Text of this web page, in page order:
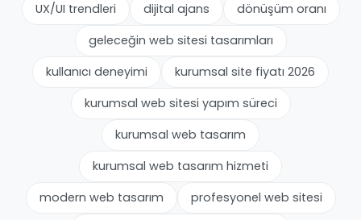
UX/UI trendleri
dijital ajans
dönüşüm oranı
geleceğin web sitesi tasarımları
kullanıcı deneyimi
kurumsal site fiyatı 2026
kurumsal web sitesi yapım süreci
kurumsal web tasarım
kurumsal web tasarım hizmeti
modern web tasarım
profesyonel web sitesi